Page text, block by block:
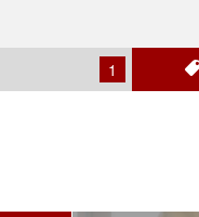
1